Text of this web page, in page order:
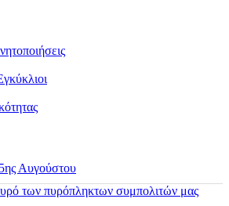
Αυγούστου
των πυρόπληκτων συμπολιτών μας